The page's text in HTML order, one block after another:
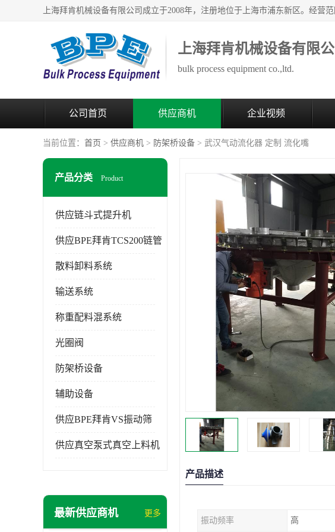
上海拜肯机械设备有限
bulk process equipment co.,ltd.
公司首页 供应商机 企业视频
当前位置： 首页 > 供应商机 > 防架桥设备 > 武汉气动流化器 定制 流化嘴
产品分类 Product
供应链斗式提升机
供应BPE拜肯TCS200链管
散料卸料系统
输送系统
称重配料混系统
光圈阀
防架桥设备
辅助设备
供应BPE拜肯VS振动筛
供应真空泵式真空上料机
最新供应商机 更多
产品描述
振动频率 高